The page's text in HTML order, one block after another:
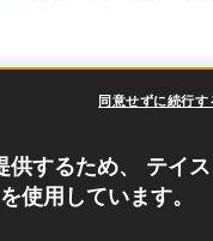
的な文化的イ
お祝いされる
供するため、 テイス
使用しています。
同意せずに続行す